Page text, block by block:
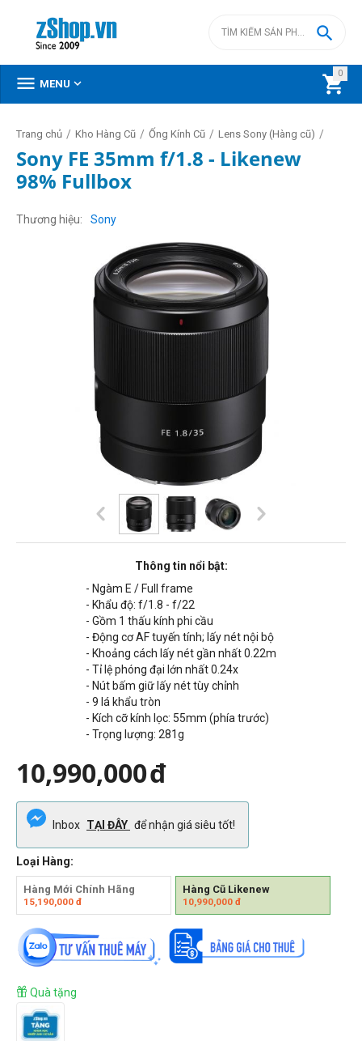
0


 MENU 
Trang chủ / Kho Hàng Cũ / Ống Kính Cũ / Lens Sony (Hàng cũ) /
Sony FE 35mm f/1.8 - Likenew
98% Fullbox
Thương hiệu Sony
Thông tin nổi bật:
- Ngàm E / Full frame
- Khẩu độ: f/1.8 - f/22
- Gồm 1 thấu kính phi cầu
- Động cơ AF tuyến tính; lấy nét nội bộ
- Khoảng cách lấy nét gần nhất 0.22m
- Tỉ lệ phóng đại lớn nhất 0.24x
- Nút bấm giữ lấy nét tùy chỉnh
- 9 lá khẩu tròn
- Kích cỡ kính lọc: 55mm (phía trước)
- Trọng lượng: 281g
10,990,000đ
Inbox TẠI ĐÂY để nhận giá siêu tốt!
Loại Hàng:
Hàng Mới Chính Hãng
15,190,000 đ
Hàng Cũ Likenew
10,990,000đ
Quà tặng